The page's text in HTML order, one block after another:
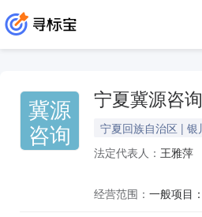
冀源
咨询
宁夏冀源咨
宁夏回族自治区 | 银
法定代表人： 王雅萍
经营范围：